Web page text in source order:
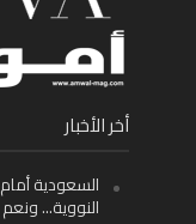
أخر الأخبار
السعودية
النووية… ونعم